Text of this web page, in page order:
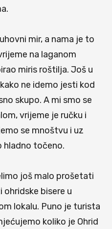
mir, a nama je to
na laganom
miris roštilja. Još u
ne idemo jesti kod
skupo. A mi smo se
vrijeme je ručku i
se mnoštvu i uz
hladno točeno.
još malo prošetati
bisere u
lokalu. Puno je turista
koliko je Ohrid